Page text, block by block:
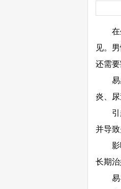
在生
见。
还需
易感
炎、尿
引起
并导
影响
长期
易导